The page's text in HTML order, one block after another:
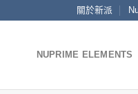
關於新派
NUPRIME ELEMENTS